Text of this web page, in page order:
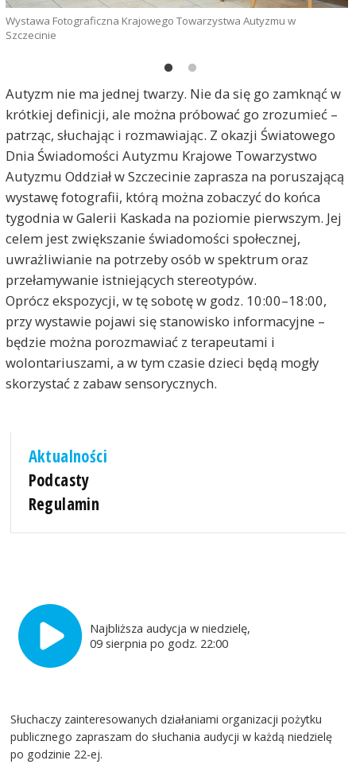
Wystawa Fotograficzna Krajowego Towarzystwa Autyzmu w
Szczecinie
Autyzm nie ma jednej twarzy. Nie da się go zamknąć w
krótkiej definicji, ale można próbować go zrozumieć –
patrząc, słuchając i rozmawiając. Z okazji Światowego
Dnia Świadomości Autyzmu Krajowe Towarzystwo
Autyzmu Oddział w Szczecinie zaprasza na poruszającą
wystawę fotografii, którą można zobaczyć do końca
tygodnia w Galerii Kaskada na poziomie pierwszym. Jej
celem jest zwiększanie świadomości społecznej,
uwrażliwianie na potrzeby osób w spektrum oraz
przełamywanie istniejących stereotypów.
Oprócz ekspozycji, w tę sobotę w godz. 10:00–18:00,
przy wystawie pojawi się stanowisko informacyjne –
będzie można porozmawiać z terapeutami i
wolontariuszami, a w tym czasie dzieci będą mogły
skorzystać z zabaw sensorycznych.
Aktualności
Podcasty
Regulamin
Najbliższa audycja w niedzielę,
09 sierpnia po godz. 22:00
Słuchaczy zainteresowanych działaniami organizacji pożytku
publicznego zapraszam do słuchania audycji w każdą niedzielę
po godzinie 22-ej.